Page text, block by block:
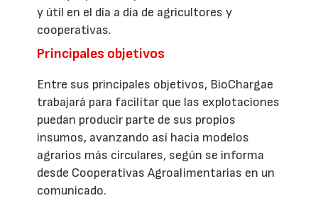
y útil en el día a día de agricultores y
cooperativas.
Principales objetivos
Entre sus principales objetivos, BioChargae
trabajará para facilitar que las explotaciones
puedan producir parte de sus propios
insumos, avanzando así hacia modelos
agrarios más circulares, según se informa
desde Cooperativas Agroalimentarias en un
comunicado.